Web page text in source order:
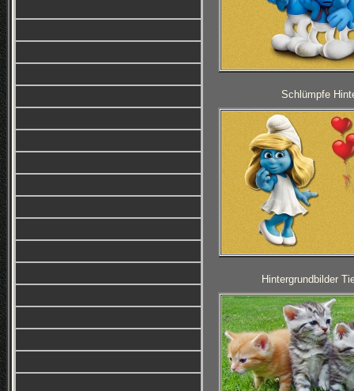
Schlümpfe
Hintergrundbilder